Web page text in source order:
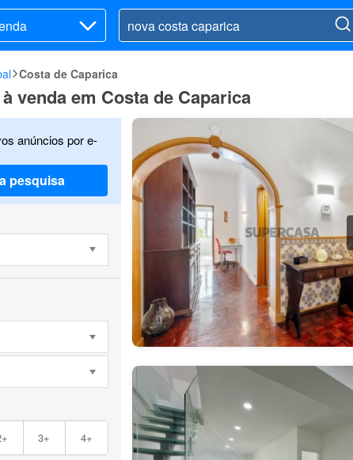
Costa de Caparica
venda em Costa de Caparica
anúncios por e-
pesquisa
3+ 4+